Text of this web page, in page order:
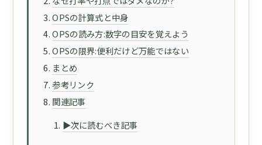
OPSの計算式と中身
OPSの読み方:数字の目安を覚えよう
OPSの限界:便利だけど万能ではない
まとめ
参考リンク
関連記事
▶次に読むべき記事